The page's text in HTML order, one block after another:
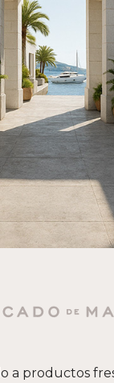
a productos